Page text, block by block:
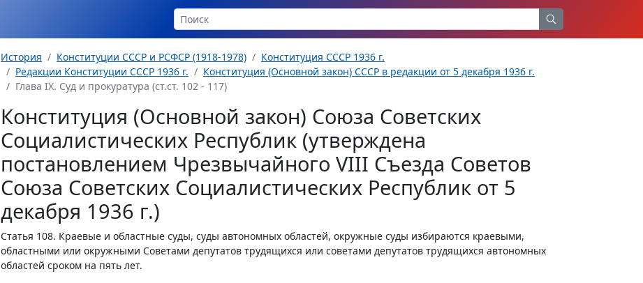
История Конституции СССР и РСФСР (1918-1978)
Конституция СССР 1936 г.
Редакции Конституции СССР 1936 г.
Конституция (Основной закон) СССР в редакции от 5 декабря 1936 г.
Глава IX. Суд и прокуратура (ст.ст. 102 - 117)
Конституция (Основной закон) Союза Советских
Социалистических Республик (утверждена
постановлением Чрезвычайного VIII Съезда Советов
Союза Советских Социалистических Республик от 5
декабря 1936 г.)
Статья 108. Краевые и областные суды, суды автономных областей, окружные суды избираются краевыми,
областными или окружными Советами депутатов трудящихся или советами депутатов трудящихся автономных
областей сроком на пять лет.